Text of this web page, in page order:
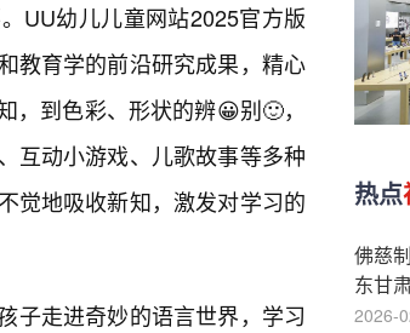
UU幼儿儿童网站2025官方版
教育学的前沿研究成果，精心
到色彩、形状的辨😀别🙂，
互动小游戏、儿歌故事等多种
觉地吸收新知，激发对学习的
子走进奇妙的语言世界，学习
热点
佛慈
东甘
团有
2026-